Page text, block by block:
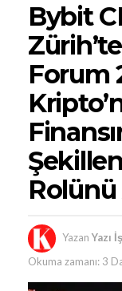
Bybit
Forum
Rolünü
Yazan Yazı
Okuma zamanı: 3